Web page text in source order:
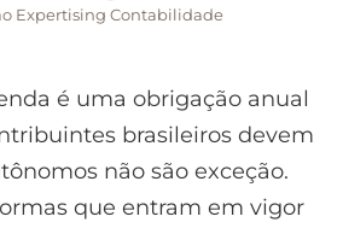
Expertising Contabilidade
é uma obrigação anual
brasileiros devem
não são exceção.
que entram em vigor